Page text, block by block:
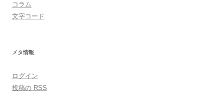
コラム
文字コード
メタ情報
ログイン
投稿の RSS